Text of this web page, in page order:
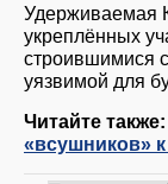
Удерживаемая
укреплённых
строившимися
уязвимой для
Читайте также:
«всушников»